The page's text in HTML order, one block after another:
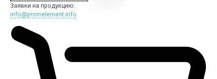
Заявки на продукцию:
info@promelement.info